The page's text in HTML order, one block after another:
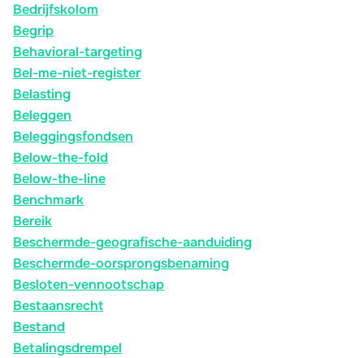
Bedrijfskolom
Begrip
Behavioral-targeting
Bel-me-niet-register
Belasting
Beleggen
Beleggingsfondsen
Below-the-fold
Below-the-line
Benchmark
Bereik
Beschermde-geografische-aanduiding
Beschermde-oorsprongsbenaming
Besloten-vennootschap
Bestaansrecht
Bestand
Betalingsdrempel